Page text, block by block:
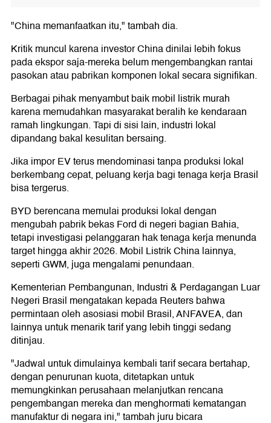
"China memanfaatkan itu," tambah dia.
Kritik muncul karena investor China dinilai lebih fokus
pada ekspor saja-mereka belum mengembangkan rantai
pasokan atau pabrikan komponen lokal secara signifikan.
Berbagai pihak menyambut baik mobil listrik murah
karena memudahkan masyarakat beralih ke kendaraan
ramah lingkungan. Tapi di sisi lain, industri lokal
dipandang bakal kesulitan bersaing.
Jika impor EV terus mendominasi tanpa produksi lokal
berkembang cepat, peluang kerja bagi tenaga kerja Brasil
bisa tergerus.
BYD berencana memulai produksi lokal dengan
mengubah pabrik bekas Ford di negeri bagian Bahia,
tetapi investigasi pelanggaran hak tenaga kerja menunda
target hingga akhir 2026. Mobil Listrik China lainnya,
seperti GWM, juga mengalami penundaan.
Kementerian Pembangunan, Industri & Perdagangan Luar
Negeri Brasil mengatakan kepada Reuters bahwa
permintaan oleh asosiasi mobil Brasil, ANFAVEA, dan
lainnya untuk menarik tarif yang lebih tinggi sedang
ditinjau.
"Jadwal untuk dimulainya kembali tarif secara bertahap,
dengan penurunan kuota, ditetapkan untuk
memungkinkan perusahaan melanjutkan rencana
pengembangan mereka dan menghormati kematangan
manufaktur di negara ini," tambah juru bicara